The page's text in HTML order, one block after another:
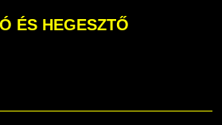
ÉS HEGESZTŐ